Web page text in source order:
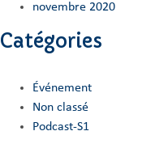
novembre 2020
Catégories
Événement
Non classé
Podcast-S1